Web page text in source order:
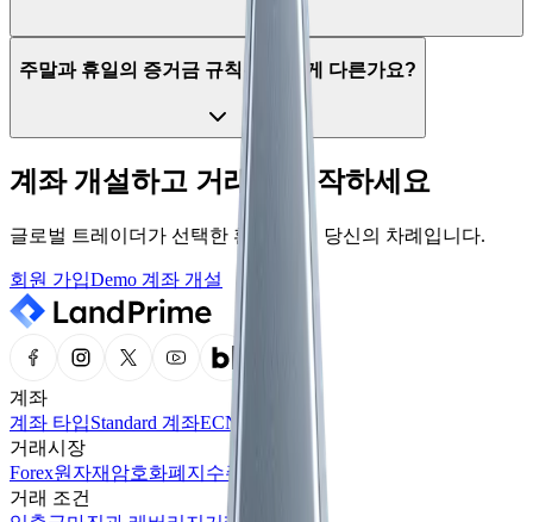
주말과 휴일의 증거금 규칙은 어떻게 다른가요?
계좌 개설하고 거래를 시작하세요
글로벌 트레이더가 선택한 환경, 이제 당신의 차례입니다.
회원 가입Demo 계좌 개설
계좌
계좌 타입Standard 계좌ECN 계좌
거래시장
Forex원자재 암호화폐 지수주식
거래 조건